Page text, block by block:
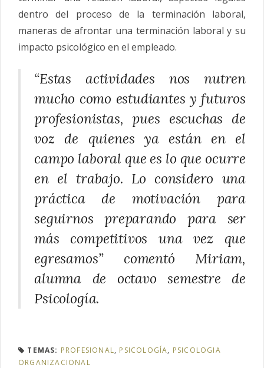
dentro del proceso de la terminación laboral,
maneras de afrontar una terminación laboral y su
impacto psicológico en el empleado.
“Estas actividades nos nutren
mucho como estudiantes y futuros
profesionistas, pues escuchas de
voz de quienes ya están en el
campo laboral que es lo que ocurre
en el trabajo. Lo considero una
práctica de motivación para
seguirnos preparando para ser
más competitivos una vez que
egresamos” comentó Miriam,
alumna de octavo semestre de
Psicología.
TEMAS: PROFESIONAL, PSICOLOGÍA, PSICOLOGIA
ORGANIZACIONAL